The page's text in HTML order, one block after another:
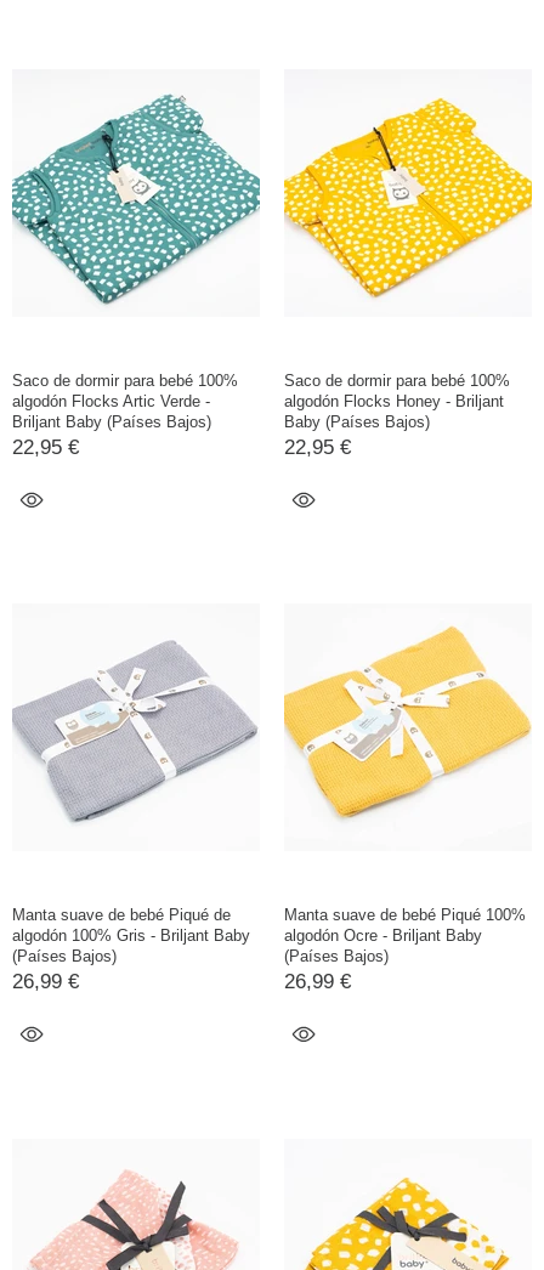
Saco de dormir para bebé 100%
algodón Flocks Artic Verde -
Briljant Baby (Países Bajos)
22,95 €
Saco de dormir para bebé 100%
algodón Flocks Honey - Briljant
Baby (Países Bajos)
22,95 €
Manta suave de bebé Piqué de
algodón 100% Gris - Briljant Baby
(Países Bajos)
26,99 €
Manta suave de bebé Piqué 100%
algodón Ocre - Briljant Baby
(Países Bajos)
26,99 €